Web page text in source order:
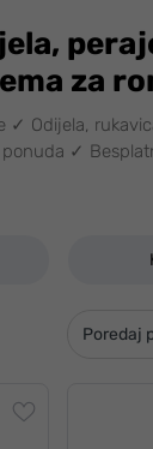
za
✓ Odijela,
✓
Poredaj